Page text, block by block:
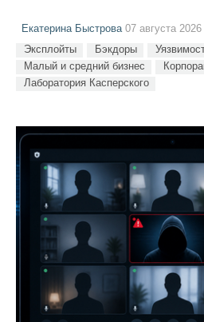
Екатерина Быстрова 07 августа
Эксплойты Бэкдоры
Малый и средний бизнес
Лаборатория Касперского